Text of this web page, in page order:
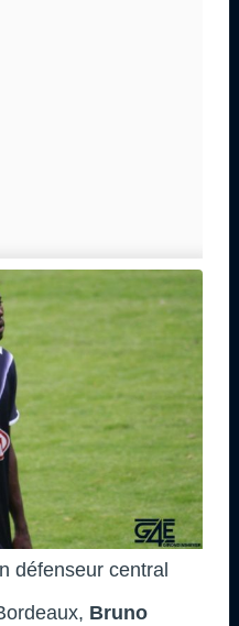
défenseur central
Bruno